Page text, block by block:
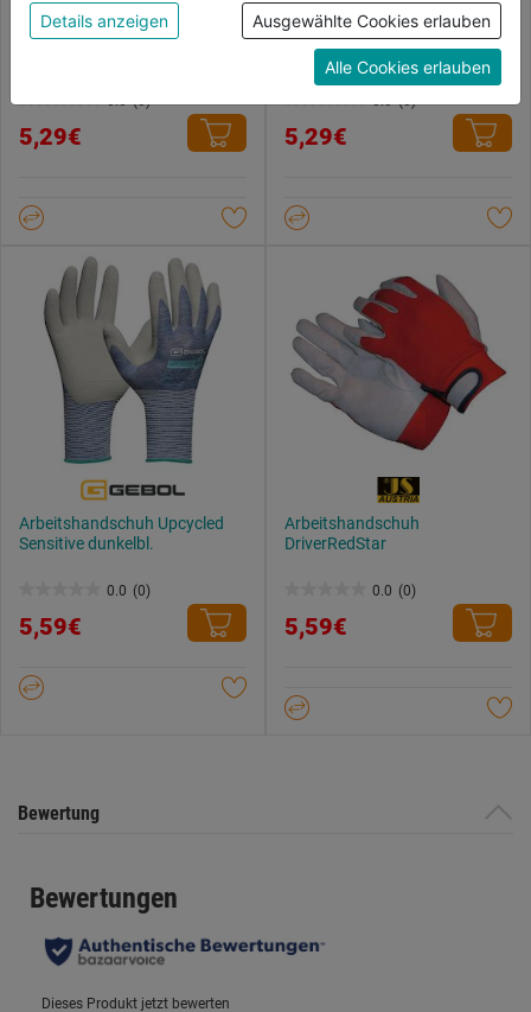
Handschuh Green Tech
von
5,29€
Arbeitshandschuh schwarz
Winter Eco
von
5,29€
Arbeitshandschuh Upcycled
Sensitive dunkelbl.
0.0 (0)
von
Sternen.
5,59€
Arbeitshandschuh
DriverRedStar
0.0 (0)
von
5,59€
Bewertung
anzeigen" findest du alle Infos zu den
unterschiedlichen Cookies, unter "Cookies
Konfigurieren" kannst du auswählen, welche Cookies
du zulassen möchtest und welche nicht.
Weitere Informationen findest du in unserer
Datenschutzerklärung.
Details anzeigen Ausgewählte Cookies erlauben
Alle Cookies erlauben